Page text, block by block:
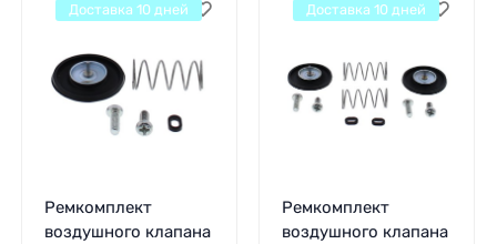
Ремкомплект
воздушного клапана
Доставка 10 дней
Ремкомплект
воздушного клапана
Доставка 10 дней